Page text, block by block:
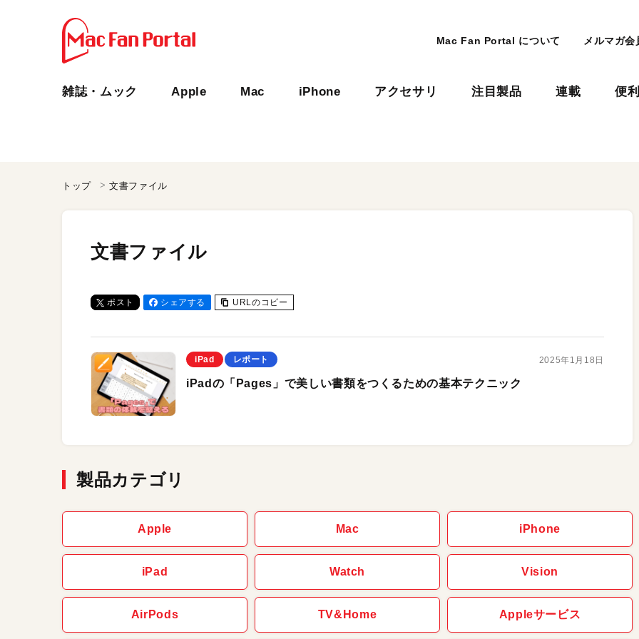
Mac Fan Portal について メルマガ会
雑誌・ムック Apple Mac iPhone アクセサリ 注目製品 連載 便
トップ 文書ファイル
文書ファイル
ポスト シェアする URLのコピー
iPad レポート 2025年1月18日
iPadの「Pages」で美しい書類をつくるための基本テクニック
製品カテゴリ
Apple Mac iPhone
iPad Watch Vision
AirPods TV&Home Appleサービス